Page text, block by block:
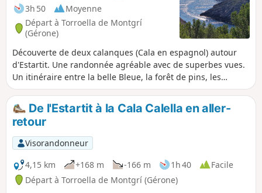
3h 50
Moyenne
Départ à Torroella de Montgrí
(Gérone)
Découverte de deux calanques (Cala en espagnol) autour
d'Estartit. Une randonnée agréable avec de superbes vues.
Un itinéraire entre la belle Bleue, la forêt de pins, les
rochers. De très beaux panoramas sur les hauteurs avant
de descendre dans les calanques.
De l'Estartit à la Cala Calella en aller-
retour
Visorandonneur
4,15 km
+168 m -166 m 1h 40
Facile
Départ à Torroella de Montgrí (Gérone)